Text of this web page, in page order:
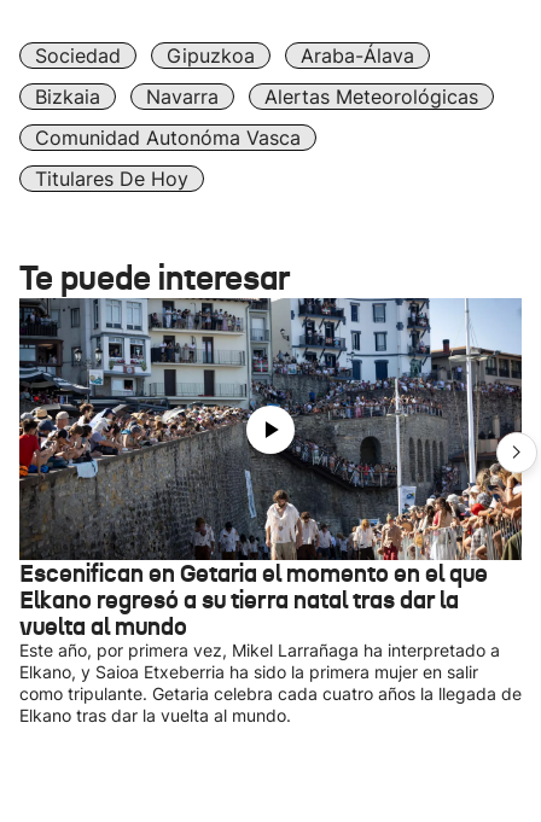
Sociedad Gipuzkoa
Araba-Álava
Bizkaia
Navarra
Alertas Meteorológicas
Comunidad Autonóma Vasca
Titulares De Hoy
Te puede interesar
Escenifican en Getaria el momento en el que
Elkano regresó a su tierra natal tras dar la
vuelta al mundo
Este año, por primera vez, Mikel Larrañaga ha interpretado a
Elkano, y Saioa Etxeberria ha sido la primera mujer en salir
como tripulante. Getaria celebra cada cuatro años la llegada de
Elkano tras dar la vuelta al mundo.